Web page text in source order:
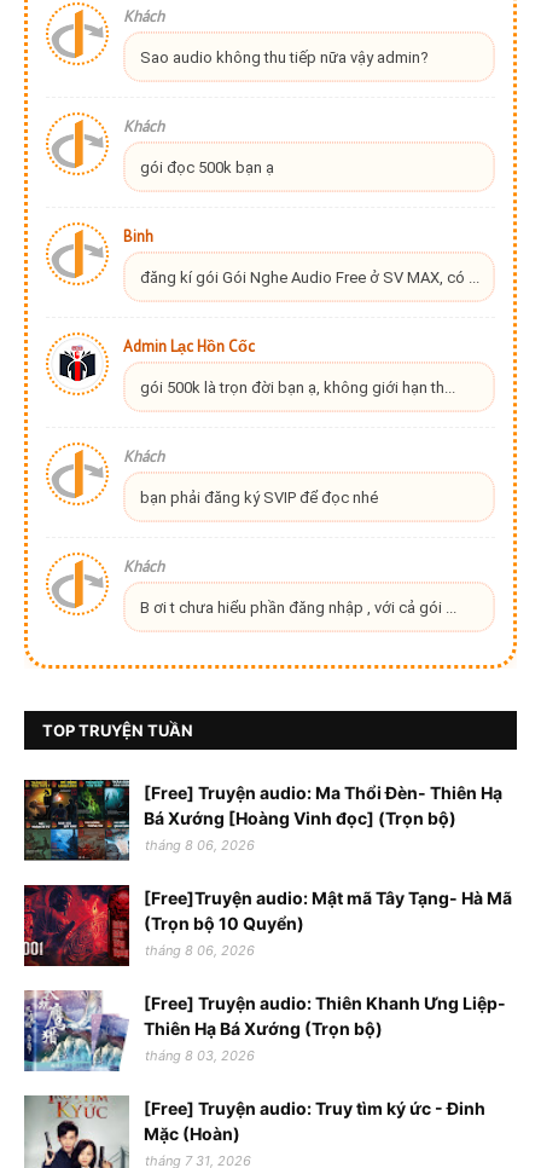
Khách
Sao audio không thu tiếp nữa vậy admin?
Khách
gói đọc 500k bạn ạ
Binh
đăng kí gói Gói Nghe Audio Free ở SV MAX, có ...
Admin Lạc Hồn Cốc
gói 500k là trọn đời bạn ạ, không giới hạn th...
Khách
bạn phải đăng ký SVIP để đọc nhé
Khách
B ơi t chưa hiểu phần đăng nhập , với cả gói ...
TOP TRUYỆN TUẦN
[Free] Truyện audio: Ma Thổi Đèn- Thiên Hạ
Bá Xướng [Hoàng Vinh đọc] (Trọn bộ)
tháng 8 06, 2026
[Free]Truyện audio: Mật mã Tây Tạng- Hà Mã
(Trọn bộ 10 Quyển)
tháng 8 06, 2026
[Free] Truyện audio: Thiên Khanh Ưng Liệp-
Thiên Hạ Bá Xướng (Trọn bộ)
tháng 8 03, 2026
[Free] Truyện audio: Truy tìm ký ức - Đinh
Mặc (Hoàn)
tháng 7 31, 2026